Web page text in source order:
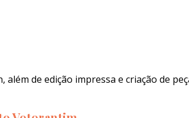
de edição impressa e criação de